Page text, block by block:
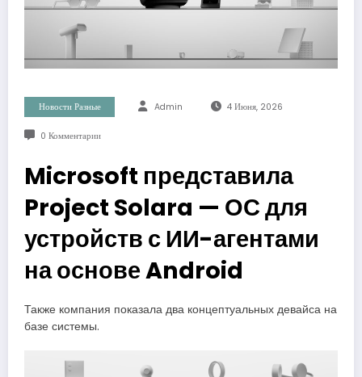
Новости Разные Admin 4 Июня, 2026
0 Комментарии
Microsoft представила
Project Solara — ОС для
устройств с ИИ-агентами
на основе Android
Также компания показала два концептуальных девайса на
базе системы.